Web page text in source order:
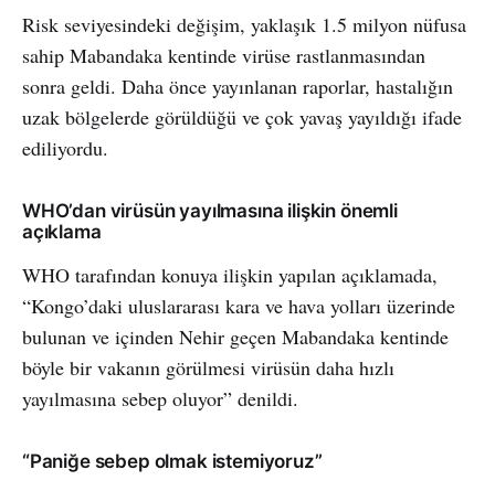
Risk seviyesindeki değişim, yaklaşık 1.5 milyon nüfusa
sahip Mabandaka kentinde virüse rastlanmasından
sonra geldi. Daha önce yayınlanan raporlar, hastalığın
uzak bölgelerde görüldüğü ve çok yavaş yayıldığı ifade
ediliyordu.
WHO’dan virüsün yayılmasına ilişkin önemli
açıklama
WHO tarafından konuya ilişkin yapılan açıklamada,
“Kongo’daki uluslararası kara ve hava yolları üzerinde
bulunan ve içinden Nehir geçen Mabandaka kentinde
böyle bir vakanın görülmesi virüsün daha hızlı
yayılmasına sebep oluyor” denildi.
“Paniğe sebep olmak istemiyoruz”